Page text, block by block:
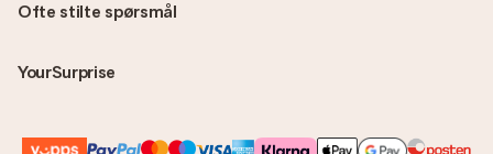
Ofte stilte spørsmål
YourSurprise